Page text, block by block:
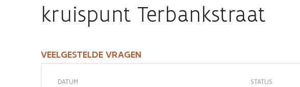
kruispunt Terbankstraat
Veelgestelde
VEELGESTELDE VRAGEN
DATUM STATUS